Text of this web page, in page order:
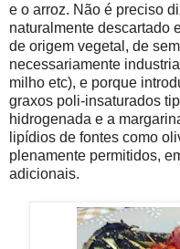
e o arroz. Não é preciso
naturalmente descartado
de origem vegetal, de
necessariamente
milho etc), e porque
graxos poli-insaturados
hidrogenada e a
lipídios de fontes como
plenamente permitidos,
adicionais.